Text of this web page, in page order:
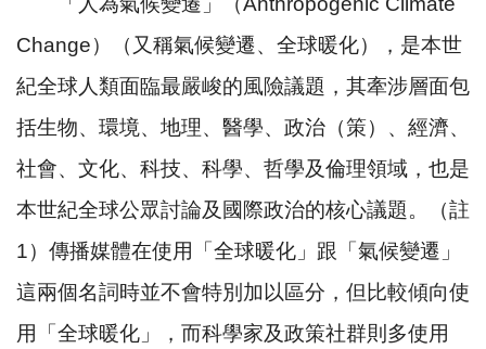
Change）（又稱氣候變遷、全球暖化），是本世
紀全球人類面臨最嚴峻的風險議題，其牽涉層面包
括生物、環境、地理、醫學、政治（策）、經濟、
社會、文化、科技、科學、哲學及倫理領域，也是
本世紀全球公眾討論及國際政治的核心議題。（註
1）傳播媒體在使用「全球暖化」跟「氣候變遷」
這兩個名詞時並不會特別加以區分，但比較傾向使
用「全球暖化」，而科學家及政策社群則多使用